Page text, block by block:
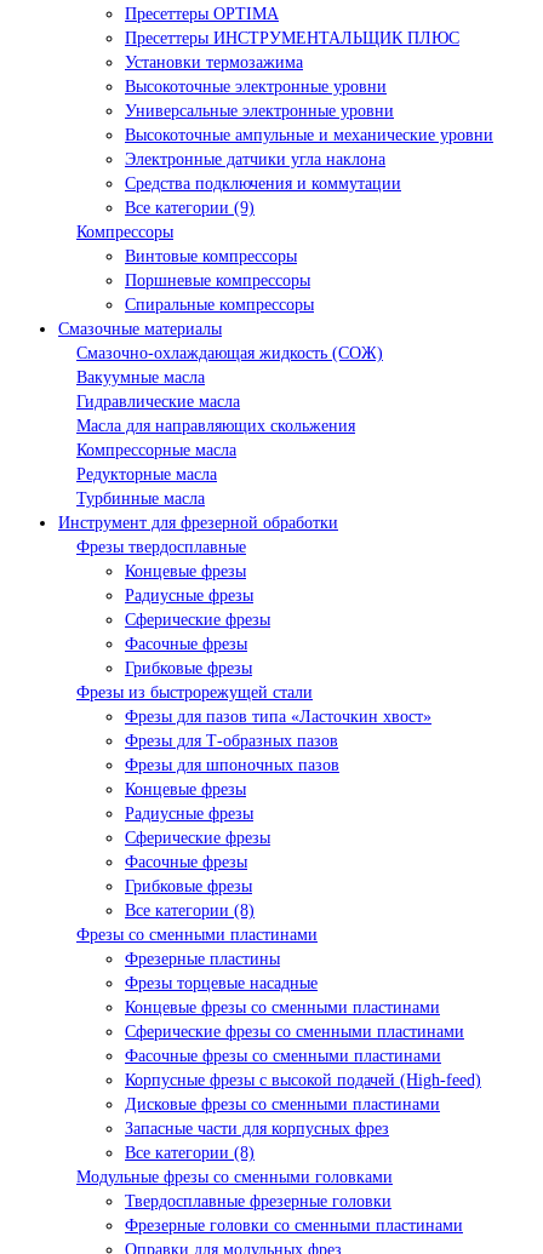
Пресеттеры OPTIMA
Пресеттеры ИНСТРУМЕНТАЛЬЩИК ПЛЮС
Установки термозажима
Высокоточные электронные уровни
Универсальные электронные уровни
Высокоточные ампульные и механические уровни
Электронные датчики угла наклона
Средства подключения и коммутации
Все категории (9)
Компрессоры
Винтовые компрессоры
Поршневые компрессоры
Спиральные компрессоры
Смазочные материалы
Смазочно-охлаждающая жидкость (СОЖ)
Вакуумные масла
Гидравлические масла
Масла для направляющих скольжения
Компрессорные масла
Редукторные масла
Турбинные масла
Инструмент для фрезерной обработки
Фрезы твердосплавные
Концевые фрезы
Радиусные фрезы
Сферические фрезы
Фасочные фрезы
Грибковые фрезы
Фрезы из быстрорежущей стали
Фрезы для пазов типа «Ласточкин хвост»
Фрезы для Т-образных пазов
Фрезы для шпоночных пазов
Концевые фрезы
Радиусные фрезы
Сферические фрезы
Фасочные фрезы
Грибковые фрезы
Все категории (8)
Фрезы со сменными пластинами
Фрезерные пластины
Фрезы торцевые насадные
Концевые фрезы со сменными пластинами
Сферические фрезы со сменными пластинами
Фасочные фрезы со сменными пластинами
Корпусные фрезы с высокой подачей (High-feed)
Дисковые фрезы со сменными пластинами
Запасные части для корпусных фрез
Все категории (8)
Модульные фрезы со сменными головками
Твердосплавные фрезерные головки
Фрезерные головки со сменными пластинами
Оправки для модульных фрез